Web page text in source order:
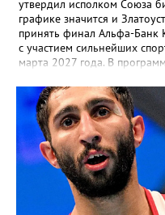
утвердил исполком Союза
графике значится и
принять финал Альфа-Банк
с участием сильнейших
марта 2027 года. В